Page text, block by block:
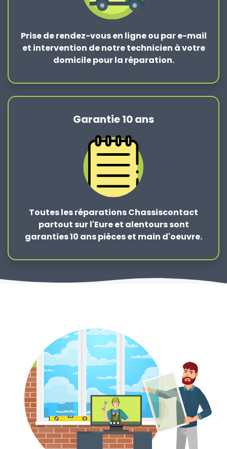
Prise de rendez-vous en ligne ou par e-mail
et intervention de notre technicien à votre
domicile pour la réparation.
Garantie 10 ans
Toutes les réparations Chassiscontact
partout sur l'Eure et alentours sont
garanties 10 ans pièces et main d'oeuvre.